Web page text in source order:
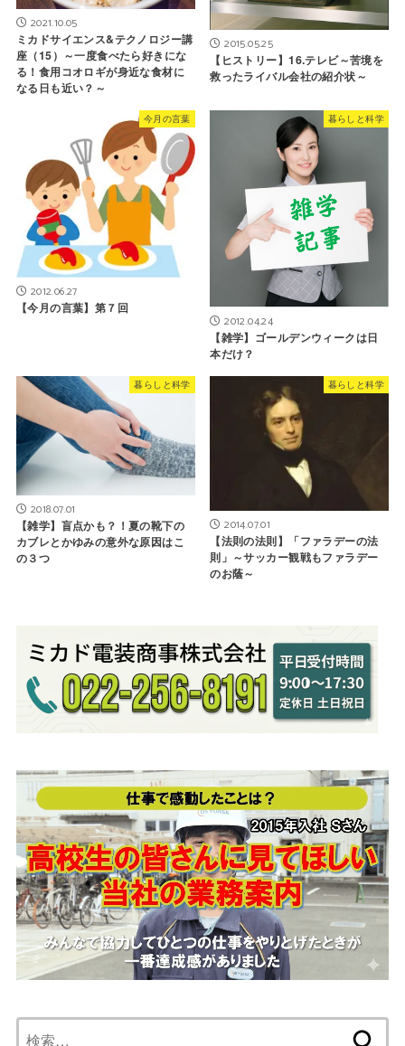
2021.10.05
ミカドサイエンス&テクノロジー講
座（15）～一度食べたら好きにな
る！食用コオロギが身近な食材に
なる日も近い？～
2015.05.25
【ヒストリー】16.テレビ～苦境を
救ったライバル会社の紹介状～
今月の言葉
2012.06.27
【今月の言葉】第７回
暮らしと科学
2012.04.24
【雑学】ゴールデンウィークは日
本だけ？
暮らしと科学
2018.07.01
【雑学】盲点かも？！夏の靴下の
カブレとかゆみの意外な原因はこ
の３つ
暮らしと科学
2014.07.01
【法則の法則】「ファラデーの法
則」～サッカー観戦もファラデー
のお蔭～